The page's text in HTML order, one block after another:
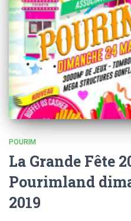
POURIM
La Grande Fête
Pourimland
2019